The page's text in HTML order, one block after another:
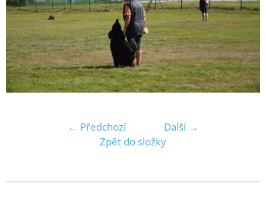
← Předchozí
Další →
Zpět do složky